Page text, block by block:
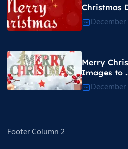
Christmas
December
Merry
Images to ..
December
Footer Column 2